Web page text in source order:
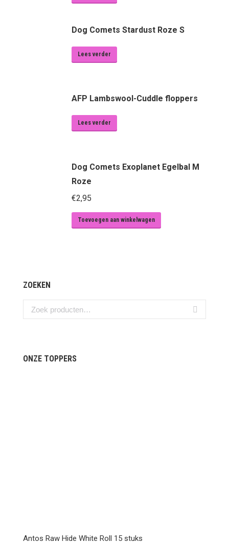
Dog Comets Stardust Roze S
Lees verder
AFP Lambswool-Cuddle floppers
Lees verder
Dog Comets Exoplanet Egelbal M
Roze
€2,95
Toevoegen aan winkelwagen
ZOEKEN
ONZE TOPPERS
Antos Raw Hide White Roll 15 stuks